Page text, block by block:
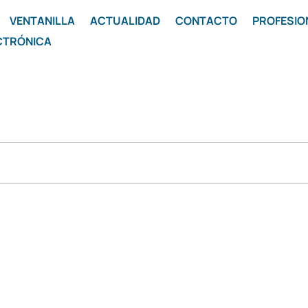
VENTANILLA ACTUALIDAD CONTACTO